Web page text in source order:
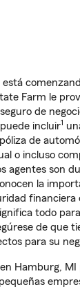
está
Farm le
de
incluir1
de
o incluso
agentes son
la
financiera
todo
de que
para su
Hamburg,